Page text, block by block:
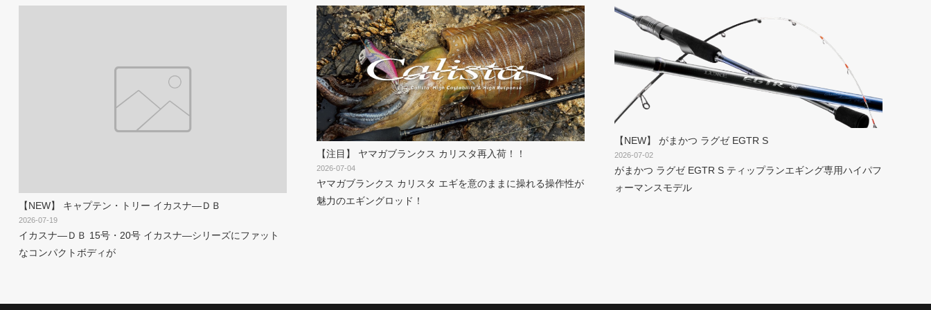
【NEW】 キャプテン・トリー イカスナ―ＤＢ
2026-07-19
イカスナ―ＤＢ 15号・20号 イカスナ―シリーズにファット
なコンパクトボディが
【注目】 ヤマガブランクス カリスタ再入荷！！
2026-07-04
ヤマガブランクス カリスタ エギを意のままに操れる操作性が
魅力のエギングロッド！
【NEW】 がまかつ ラグゼ EGTR S
2026-07-02
がまかつ ラグゼ EGTR S ティップランエギング専用ハイパフ
ォーマンスモデル